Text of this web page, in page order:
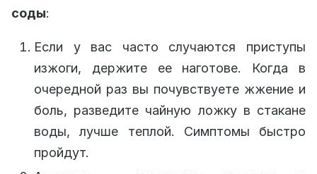
соды:
Если у вас часто случаются приступы
изжоги, держите ее наготове. Когда в
очередной раз вы почувствуете жжение и
боль, разведите чайную ложку в стакане
воды, лучше теплой. Симптомы быстро
пройдут.